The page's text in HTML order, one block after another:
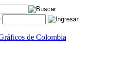
de Colombia